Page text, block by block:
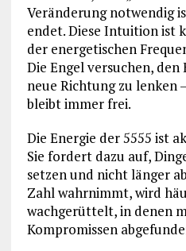
Veränderung notwendig
endet. Diese Intuition ist
der energetischen
Die Engel versuchen,
neue Richtung zu lenken
bleibt immer frei.
Die Energie der 5555 ist
Sie fordert dazu auf,
setzen und nicht länger
Zahl wahrnimmt, wird
wachgerüttelt, in denen
Kompromissen